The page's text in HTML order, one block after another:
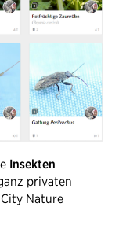
Insekten
privaten
Nature